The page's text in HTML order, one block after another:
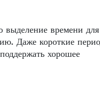
выделение времени для
Даже короткие
хорошее